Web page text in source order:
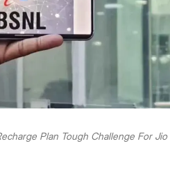
Plan Tough Challenge For Jio